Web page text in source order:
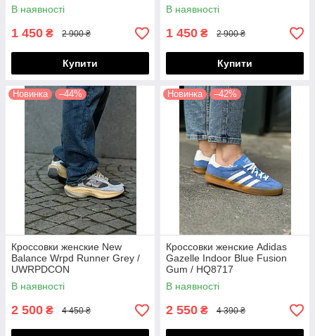
В наявності
1 450 ₴ 2 900 ₴
Купити
В наявності
1 450 ₴ 2 900 ₴
Купити
Новинка –44%
Кроссовки женские New
Balance Wrpd Runner Grey /
UWRPDCON
В наявності
2 500 ₴ 4 450 ₴
Новинка –42%
Кроссовки женские Adidas
Gazelle Indoor Blue Fusion
Gum / HQ8717
В наявності
2 550 ₴ 4 390 ₴